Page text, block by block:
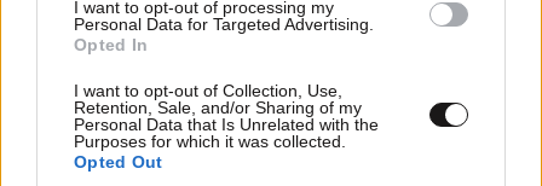
I want to opt-out of processing my
Personal Data for Targeted Advertising.
Opted In
I want to opt-out of Collection, Use,
Retention, Sale, and/or Sharing of my
Personal Data that Is Unrelated with the
Purposes for which it was collected.
Opted Out